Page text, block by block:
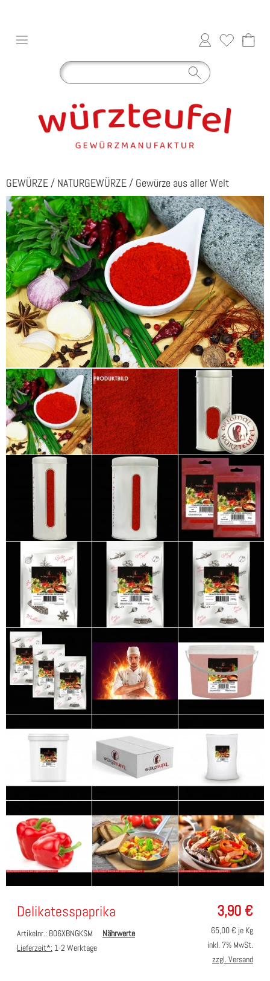
GEWÜRZE / NATURGEWÜRZE / Gewürze aus aller Welt
3,90 €
Delikatesspaprika
Artikelnr.: B06XBNGKSM
Nährwerte
Lieferzeit*: 1-2 Werktage
65,00€ je Kg
inkl. 7% MwSt.
zzgl. Versand